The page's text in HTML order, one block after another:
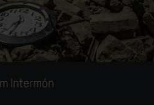
Intermón